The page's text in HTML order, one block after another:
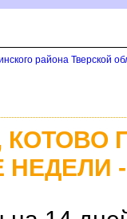
района Тверской
КОТОВО